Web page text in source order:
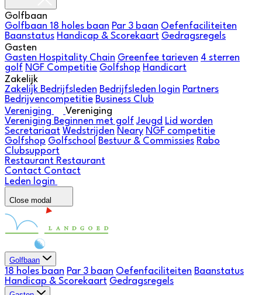
Golfbaan
Golfbaan 18 holes baan Par 3 baan Oefenfaciliteiten
Baanstatus Handicap & Scorekaart Gedragsregels
Gasten
Gasten Hospitality Chain Greenfee tarieven 4 sterren
golf NGF Competitie Golfshop Handicart
Zakelijk
Zakelijk Bedrijfsleden Bedrijfsleden login Partners
Bedrijvencompetitie Business Club
Vereniging
Vereniging
Vereniging Beginnen met golf Jeugd Lid worden
Secretariaat Wedstrijden Neary NGF competitie
Golfshop Golfschool Bestuur & Commissies Rabo
Clubsupport
Restaurant Restaurant
Contact Contact
Leden login
Close modal
Golfbaan
18 holes baan Par 3 baan Oefenfaciliteiten Baanstatus
Handicap & Scorekaart Gedragsregels